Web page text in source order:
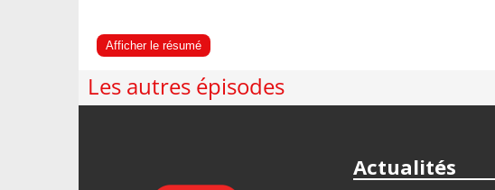
Afficher le résumé
Les autres épisodes
Actualités